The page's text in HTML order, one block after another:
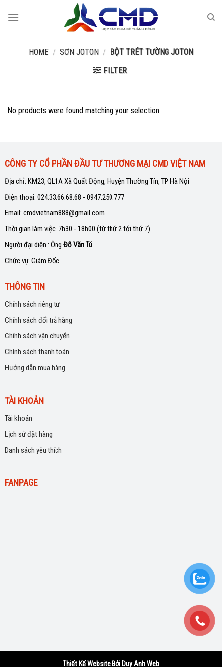
HOME / SƠN JOTON /
BỘT TRÉT TƯỜNG JOTON
FILTER
No products were found matching your selection.
CÔNG TY CỔ PHẦN ĐẦU TƯ THƯƠNG MẠI CMD VIỆT NAM
Địa chỉ: KM23, QL1A Xã Quất Động, Huyện Thường Tín, TP Hà Nội
Điện thoại: 024.33.66.68.68 - 0947.250.777
Email: cmdvietnam888@gmail.com
Thời gian làm việc: 7h30 - 18h00 (từ thứ 2 tới thứ 7)
Người đại diện : Ông Đỗ Văn Tú
Chức vụ: Giám Đốc
THÔNG TIN
Chính sách riêng tư
Chính sách đổi trả hàng
Chính sách vận chuyển
Chính sách thanh toán
Hướng dẫn mua hàng
TÀI KHOẢN
Tài khoản
Lịch sử đặt hàng
Danh sách yêu thích
FANPAGE
Thiết Kế Website Bởi Duy Anh Web